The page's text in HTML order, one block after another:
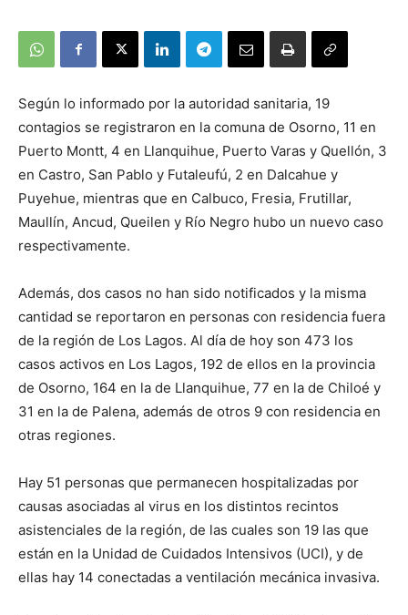
Según lo informado por la autoridad sanitaria, 19
contagios se registraron en la comuna de Osorno, 11 en
Puerto Montt, 4 en Llanquihue, Puerto Varas y Quellón, 3
en Castro, San Pablo y Futaleufú, 2 en Dalcahue y
Puyehue, mientras que en Calbuco, Fresia, Frutillar,
Maullín, Ancud, Queilen y Río Negro hubo un nuevo caso
respectivamente.
Además, dos casos no han sido notificados y la misma
cantidad se reportaron en personas con residencia fuera
de la región de Los Lagos. Al día de hoy son 473 los
casos activos en Los Lagos, 192 de ellos en la provincia
de Osorno, 164 en la de Llanquihue, 77 en la de Chiloé y
31 en la de Palena, además de otros 9 con residencia en
otras regiones.
Hay 51 personas que permanecen hospitalizadas por
causas asociadas al virus en los distintos recintos
asistenciales de la región, de las cuales son 19 las que
están en la Unidad de Cuidados Intensivos (UCI), y de
ellas hay 14 conectadas a ventilación mecánica invasiva.